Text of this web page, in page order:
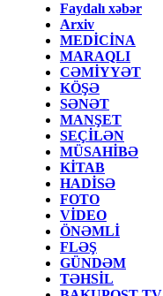
Faydalı xəbər
Arxiv
MEDİCİNA
MARAQLI
CƏMİYYƏT
KÖŞƏ
SƏNƏT
MANŞET
SEÇİLƏN
MÜSAHİBƏ
KİTAB
HADİSƏ
FOTO
VİDEO
ÖNƏMLİ
FLƏŞ
GÜNDƏM
TƏHSİL